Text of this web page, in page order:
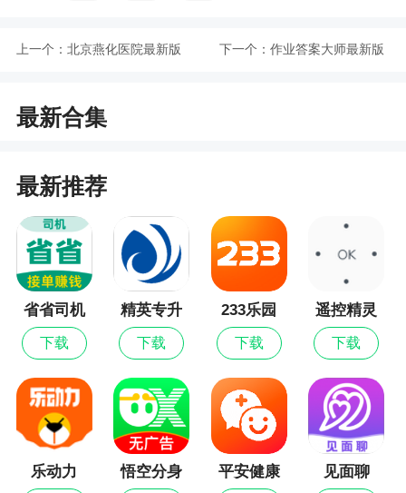
性，成为了众多短剧爱好者的首选应用。如果你也
会给你带来不一样的观影体验
疑、喜剧等等，内容独具匠心，质量精美，可以通
过简便的操作，快速找到自己喜欢的视频，短剧视
频的内容精彩，制作精良，都可以直接免费去观看
的哦
上一个： 北京燕化医院最新版 下一个： 作业答案大师最新版
最新合集
最新推荐
省省司机
下载
精英专升
本
下载
233乐园
下载
遥控精灵
下载
乐动力 悟空分身 平安健康 见面聊